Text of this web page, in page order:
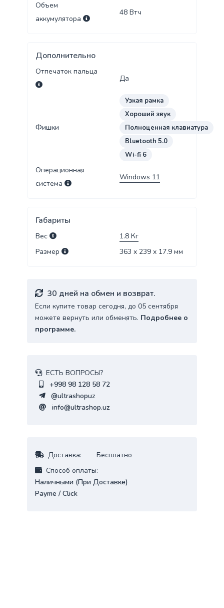
Объем
аккумулятора
48 Втч
Дополнительно
Отпечаток пальца
Да
Фишки
Узкая рамка
Хороший звук
Полноценная клавиатура
Bluetooth 5.0
Wi-fi 6
Операционная
система
Windows 11
Габариты
Вес 1.8 Кг
Размер
363 x 239 x 17.9 мм
30 дней на обмен и возврат.
Если купите товар сегодня, до 05 сентября
можете вернуть или обменять. Подробнее о
программе.
ЕСТЬ ВОПРОСЫ?
+998 98 128 58 72
@ultrashopuz
info@ultrashop.uz
Доставка:
Бесплатно
Cпособ оплаты:
Наличными (При Доставке)
Payme / Click